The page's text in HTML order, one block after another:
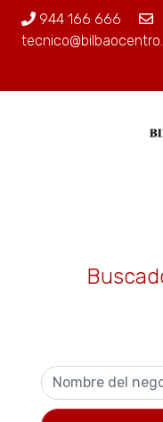
944 166 666